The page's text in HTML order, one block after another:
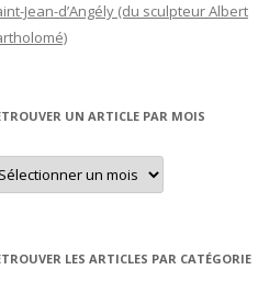
Jean-d’Angély (du sculpteur Albert
UN ARTICLE PAR MOIS
LES ARTICLES PAR CATÉGORIE